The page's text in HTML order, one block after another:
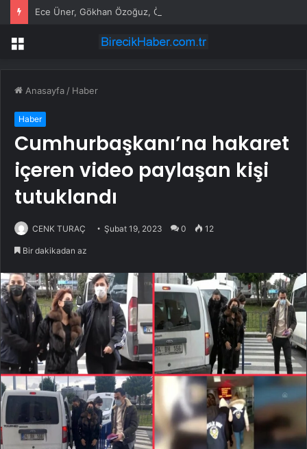
Menü
Anasayfa / Haber
Haber
Cumhurbaşkanı’na hakaret
içeren video paylaşan kişi
tutuklandı
CENK TURAÇ Şubat 19, 2023 0 12
Bir dakikadan az